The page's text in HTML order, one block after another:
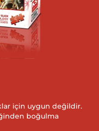
için uygun değildir.
boğulma